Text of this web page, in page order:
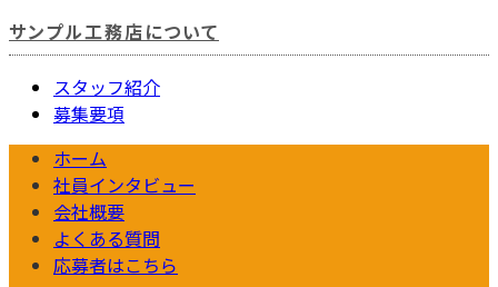
サンプル工務店について
スタッフ紹介
募集要項
ホーム
社員インタビュー
会社概要
よくある質問
応募者はこちら